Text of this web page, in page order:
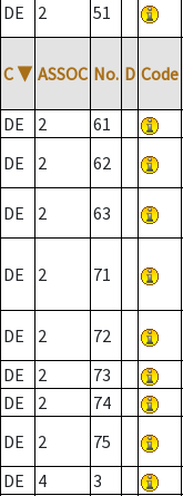
DE
2 51
C ▼ ASSOC No. D Code
DE 2 61
DE
2 62
DE 2 63
DE 2 71
DE 2 72
DE
2 73
DE
2 74
DE
2 75
DE
4 3